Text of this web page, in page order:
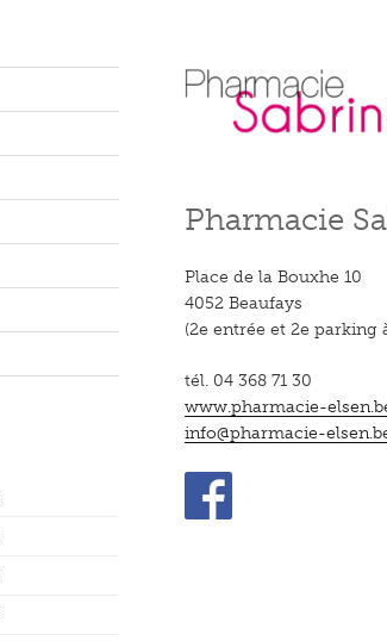
Pharmacie
Place de la Bouxhe 10
4052 Beaufays
(2e entrée et 2e parking
tél. 04 368 71 30
www.pharmacie-
info@pharmacie-